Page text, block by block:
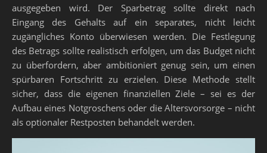
ausgegeben wird. Der Sparbetrag sollte direkt nach
Eingang des Gehalts auf ein separates, nicht leicht
zugängliches Konto überwiesen werden. Die Festlegung
des Betrags sollte realistisch erfolgen, um das Budget nicht
zu überfordern, aber ambitioniert genug sein, um einen
spürbaren Fortschritt zu erzielen. Diese Methode stellt
sicher, dass die eigenen finanziellen Ziele – sei es der
Aufbau eines Notgroschens oder die Altersvorsorge – nicht
als optionaler Restposten behandelt werden.